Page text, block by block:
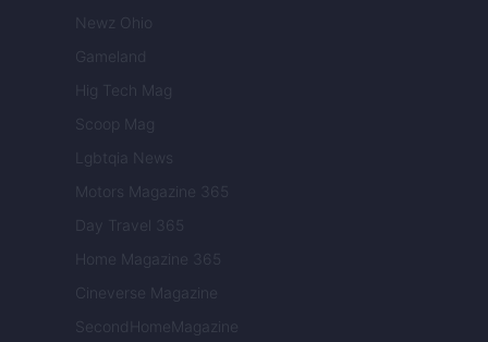
Newz Ohio
Gameland
Hig Tech Mag
Scoop Mag
Lgbtqia News
Motors Magazine 365
Day Travel 365
Home Magazine 365
Cineverse Magazine
SecondHomeMagazine